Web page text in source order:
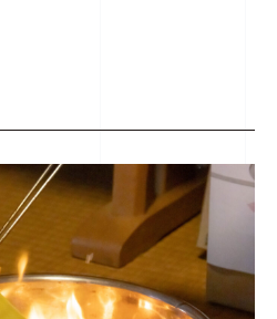
ことことじかん(コラム)